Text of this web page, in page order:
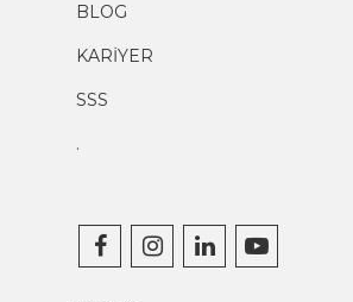
BLOG
KARİYER
SSS
.